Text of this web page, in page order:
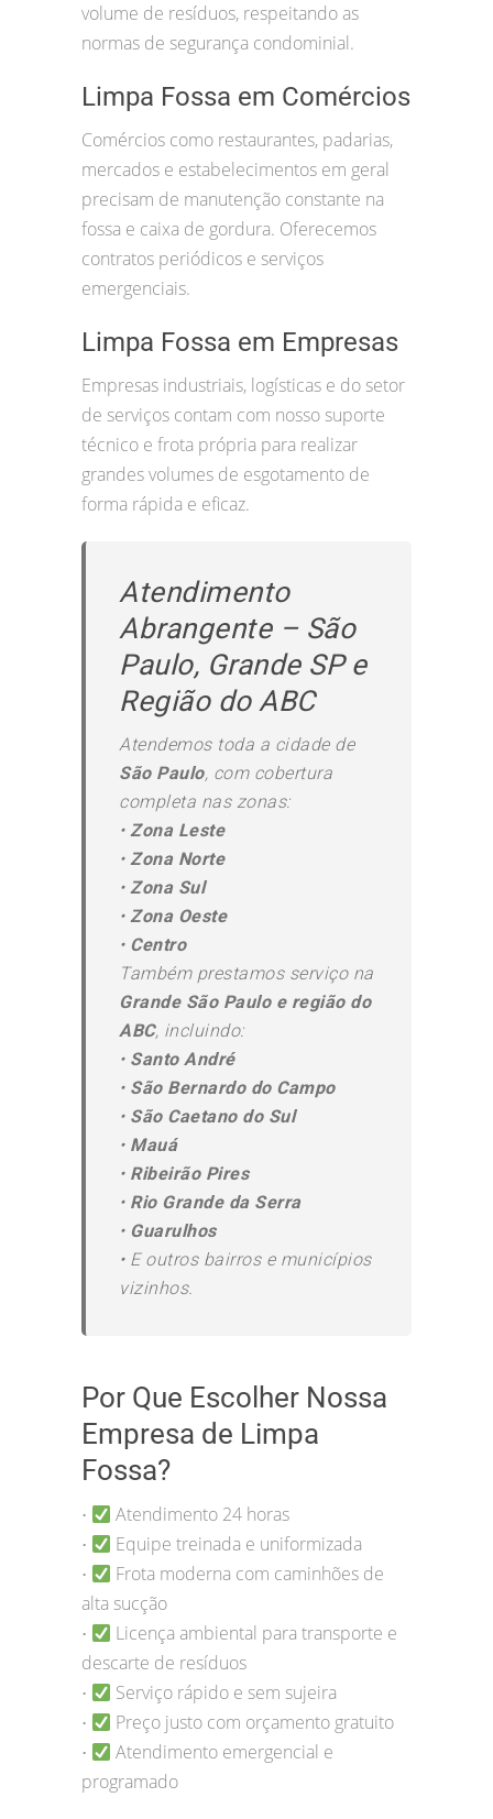
volume de resíduos, respeitando as
normas de segurança condominial.
Limpa Fossa em Comércios
Comércios como restaurantes, padarias,
mercados e estabelecimentos em geral
precisam de manutenção constante na
fossa e caixa de gordura. Oferecemos
contratos periódicos e serviços
emergenciais.
Limpa Fossa em Empresas
Empresas industriais, logísticas e do setor
de serviços contam com nosso suporte
técnico e frota própria para realizar
grandes volumes de esgotamento de
forma rápida e eficaz.
Atendimento
Abrangente – São
Paulo, Grande SP e
Região do ABC
Atendemos toda a cidade de
São Paulo, com cobertura
completa nas zonas:
• Zona Leste
• Zona Norte
• Zona Sul
• Zona Oeste
• Centro
Também prestamos serviço na
Grande São Paulo e região do
ABC, incluindo:
• Santo André
• São Bernardo do Campo
• São Caetano do Sul
• Mauá
• Ribeirão Pires
• Rio Grande da Serra
• Guarulhos
• E outros bairros e municípios
vizinhos.
Por Que Escolher Nossa
Empresa de Limpa
Fossa?
• Atendimento 24 horas
• Equipe treinada e uniformizada
•
Frota moderna com caminhões de
alta sucção
•
Licença ambiental para transporte e
descarte de resíduos
• Serviço rápido e sem sujeira
• Preço justo com orçamento gratuito
•
Atendimento emergencial e
programado